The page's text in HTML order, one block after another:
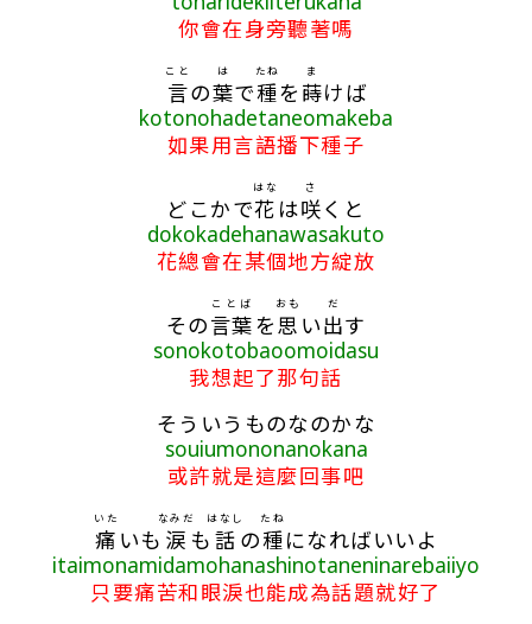
你會在身旁聽著嗎
言
こと
の葉
は
で種
たね
を 蒔
ま
けば
kotonohadetaneomakeba
如果用言語播下種子
どこかで花
はな
は咲
さ
くと
dokokadehanawasakuto
花總會在某個地方綻放
その言葉
ことば
を思
おも
い出
だ
す
sonokotobaoomoidasu
我想起了那句話
そういうものなのかな
souiumononanokana
或許就是這麼回事吧
痛
いた
いも 涙
なみだ
も 話
はなし
の種
たね
になればいいよ
itaimonamidamohanashinotaneninarebaiiyo
只要痛苦和眼淚也能成為話題就好了